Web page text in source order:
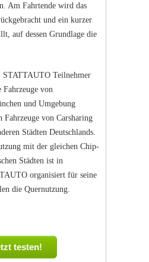
Am Fahrtende wird das
und ein kurzer
auf dessen Grundlage die
STATTAUTO Teilnehmer
von
und Umgebung
Fahrzeuge von Carsharing
Städten Deutschlands.
mit der gleichen Chip-
Städten ist in
organisiert für seine
die Quernutzung.
testen!